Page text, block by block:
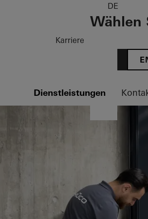
Karriere
DE
Wählen
Dienstleistungen